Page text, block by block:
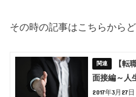
その時の記事はこちらから
【転
面接編～人
2017年3月27日